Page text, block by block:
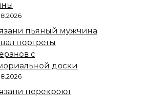
пьяный мужчина
портреты
с
доски
перекроют